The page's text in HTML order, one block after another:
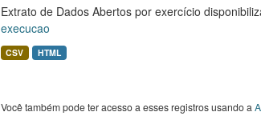
Extrato de Dados Abertos por exercício
execucao
CSV HTML
Você também pode ter acesso a esses registros usando a